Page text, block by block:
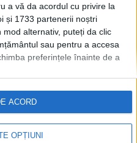
a vă da acordul cu privire la
și 1733 partenerii noștri
alternativ, puteți da clic
sau pentru a accesa
preferințele înainte de a
moment, revenind la acest site
OPȚIUNI
ACORD